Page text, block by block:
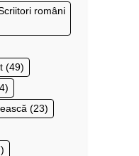
români
(49)
(23)